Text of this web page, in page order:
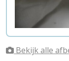
Bekijk alle